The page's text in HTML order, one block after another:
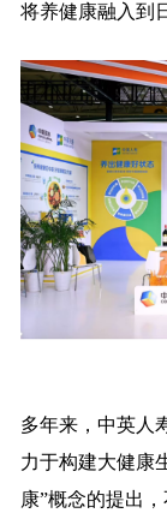
将养健康融入到
多年来，中英人
力于构建大健康
康”概念的提出